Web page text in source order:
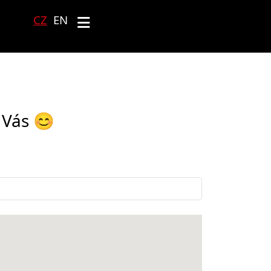
CZ EN
Úvod(current)
Co je ybox24?
Jak začít ybox24 používat?
😊